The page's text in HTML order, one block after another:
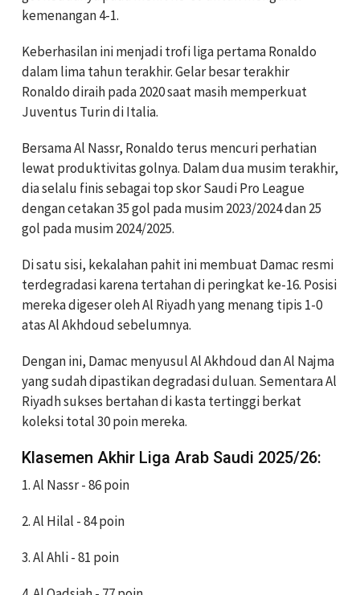
kemenangan 4-1.
Keberhasilan ini menjadi trofi liga pertama Ronaldo
dalam lima tahun terakhir. Gelar besar terakhir
Ronaldo diraih pada 2020 saat masih memperkuat
Juventus Turin di Italia.
Bersama Al Nassr, Ronaldo terus mencuri perhatian
lewat produktivitas golnya. Dalam dua musim terakhir,
dia selalu finis sebagai top skor Saudi Pro League
dengan cetakan 35 gol pada musim 2023/2024 dan 25
gol pada musim 2024/2025.
Di satu sisi, kekalahan pahit ini membuat Damac resmi
terdegradasi karena tertahan di peringkat ke-16. Posisi
mereka digeser oleh Al Riyadh yang menang tipis 1-0
atas Al Akhdoud sebelumnya.
Dengan ini, Damac menyusul Al Akhdoud dan Al Najma
yang sudah dipastikan degradasi duluan. Sementara Al
Riyadh sukses bertahan di kasta tertinggi berkat
koleksi total 30 poin mereka.
Klasemen Akhir Liga Arab Saudi 2025/26:
1. Al Nassr - 86 poin
2. Al Hilal - 84 poin
3. Al Ahli - 81 poin